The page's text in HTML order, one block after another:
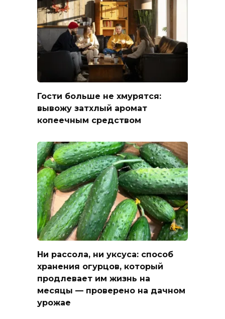
Гости больше не хмурятся:
вывожу затхлый аромат
копеечным средством
Ни рассола, ни уксуса: способ
хранения огурцов, который
продлевает им жизнь на
месяцы — проверено на дачном
урожае